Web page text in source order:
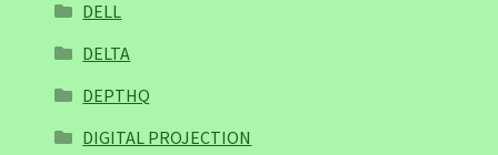
DELL
DELTA
DEPTHQ
DIGITAL PROJECTION